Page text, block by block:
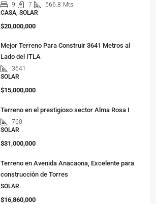
9 7 566.8 Mts
CASA, SOLAR
$20,000,000
Mejor Terreno Para Construir 3641 Metros al
Lado del ITLA
3641
SOLAR
$15,000,000
Terreno en el prestigioso sector Alma Rosa I
760
SOLAR
$31,000,000
Terreno en Avenida Anacaona, Excelente para
construcción de Torres
SOLAR
$16,860,000